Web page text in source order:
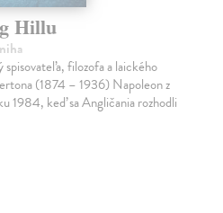
Hillu
filozofa a laického
(1874 – 1936) Napoleon z
1984, keď sa Angličania rozhodli